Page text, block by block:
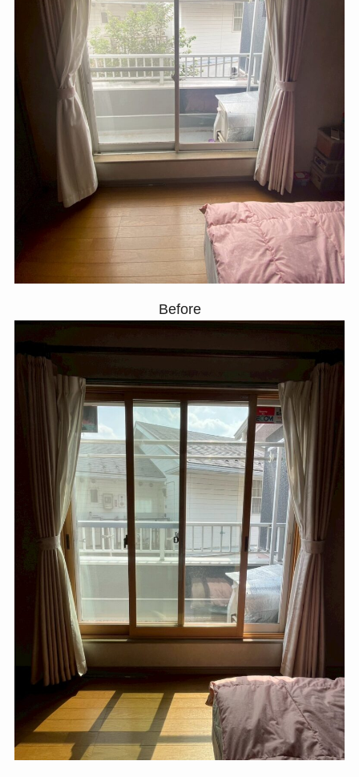
Before